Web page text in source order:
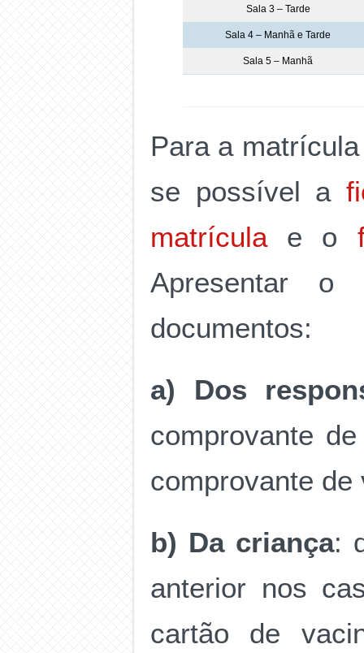
Sala 3 – Tarde
Sala 4 – Manhã e Tarde
Sala 5 – Manhã
Para a
se possível a
matrículae o
Apresentar o
documentos:
a) Dos
comprovante
comprovante
b) Da criança:
anterior nos
cartão de